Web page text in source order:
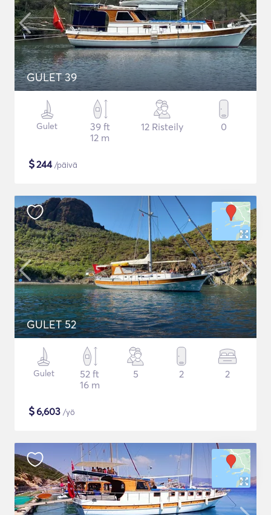
GULET 39
Gulet
39 ft
12 m
12 Risteily 0
$244/päivä
GULET 52
Gulet
52 ft
16 m
5 2 2
$6,603 /yö